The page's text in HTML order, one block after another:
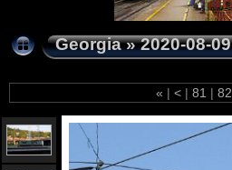
Georgia»2020-08-09
« | < | 81 | 82